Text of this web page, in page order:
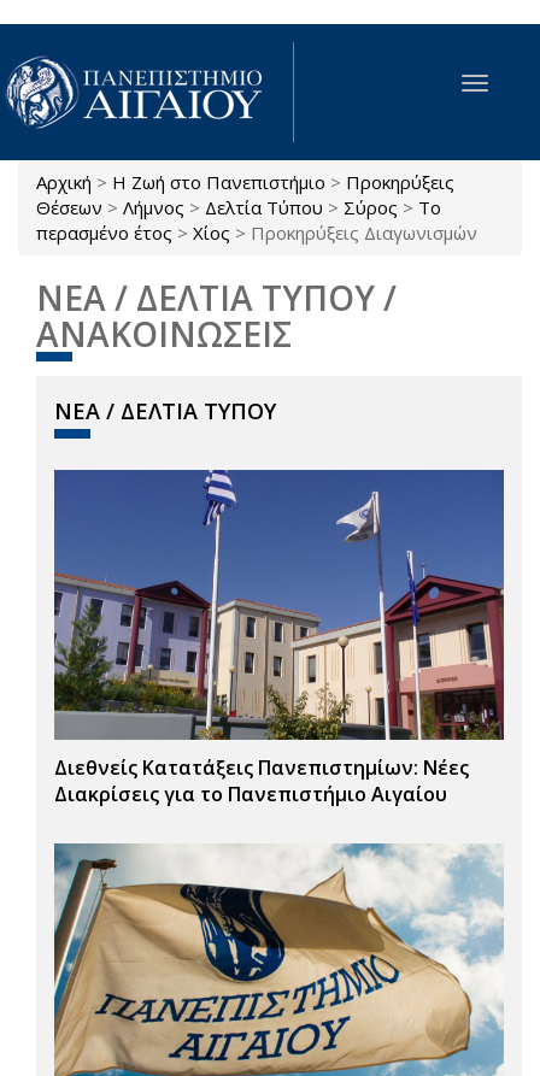
Παράκαμψη προς το κυρίως περιεχόμενο
Toggle
Είστε εδώ
Αρχική > Η Ζωή στο Πανεπιστήμιο > Προκηρύξεις
Θέσεων > Λήμνος > Δελτία Τύπου > Σύρος > Το
περασμένο έτος > Χίος > Προκηρύξεις Διαγωνισμών
ΝΕΑ / ΔΕΛΤΙΑ ΤΥΠΟΥ /
ΑΝΑΚΟΙΝΩΣΕΙΣ
ΝΕΑ / ΔΕΛΤΙΑ ΤΥΠΟΥ
Διεθνείς Κατατάξεις Πανεπιστημίων: Νέες
Διακρίσεις για το Πανεπιστήμιο Αιγαίου